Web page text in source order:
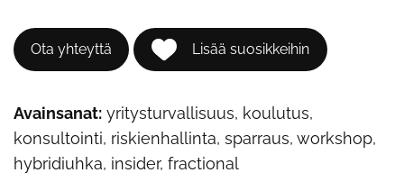
Ota yhteyttä Lisää suosikkeihin
Avainsanat: yritysturvallisuus, koulutus,
konsultointi, riskienhallinta, sparraus, workshop,
hybridiuhka, insider, fractional